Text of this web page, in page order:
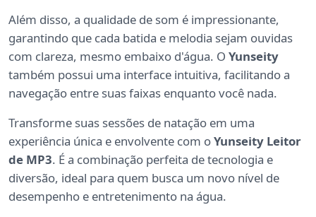
Além disso, a qualidade de som é impressionante,
garantindo que cada batida e melodia sejam ouvidas
com clareza, mesmo embaixo d'água. O Yunseity
também possui uma interface intuitiva, facilitando a
navegação entre suas faixas enquanto você nada.
Transforme suas sessões de natação em uma
experiência única e envolvente com oYunseity Leitor
de MP3. É a combinação perfeita de tecnologia e
diversão, ideal para quem busca um novo nível de
desempenho e entretenimento na água.